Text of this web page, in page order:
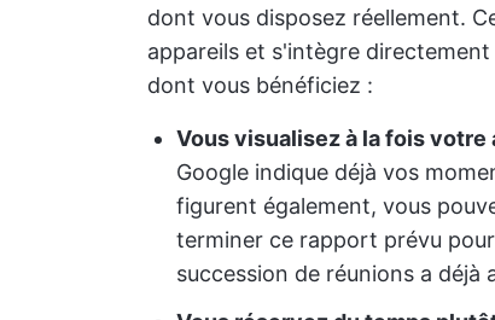
dont vous disposez réellement.
appareils et s'intègre directement
dont vous bénéficiez :
Vous visualisez à la fois
Google indique déjà vos
figurent également, vous
terminer ce rapport prévu
succession de réunions a